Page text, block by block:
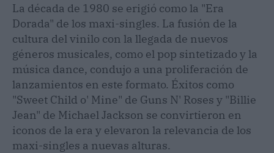
La década de 1980 se erigió como la "Era
Dorada" de los maxi-singles. La fusión de la
cultura del vinilo con la llegada de nuevos
géneros musicales, como el pop sintetizado y la
música dance, condujo a una proliferación de
lanzamientos en este formato. Éxitos como
"Sweet Child o' Mine" de Guns N' Roses y "Billie
Jean" de Michael Jackson se convirtieron en
iconos de la era y elevaron la relevancia de los
maxi-singles a nuevas alturas.